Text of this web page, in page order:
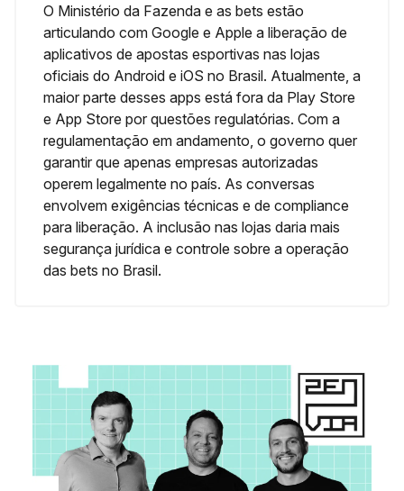
O Ministério da Fazenda e as bets estão
articulando com Google e Apple a liberação de
aplicativos de apostas esportivas nas lojas
oficiais do Android e iOS no Brasil. Atualmente, a
maior parte desses apps está fora da Play Store
e App Store por questões regulatórias. Com a
regulamentação em andamento, o governo quer
garantir que apenas empresas autorizadas
operem legalmente no país. As conversas
envolvem exigências técnicas e de compliance
para liberação. A inclusão nas lojas daria mais
segurança jurídica e controle sobre a operação
das bets no Brasil.